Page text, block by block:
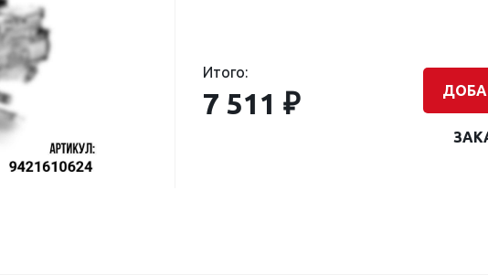
Итого:
7 511 ₽